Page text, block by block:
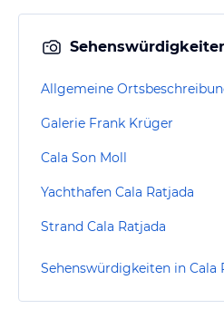
Galerie Frank Krüger
Cala Son Moll
Yachthafen Cala Ratjada
Strand Cala Ratjada
Sehenswürdigkeiten in Cala